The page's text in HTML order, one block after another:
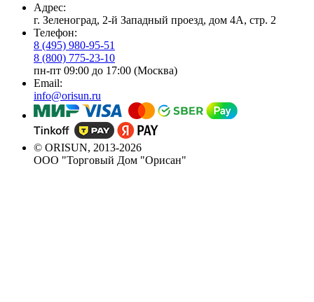
Адрес:
г. Зеленоград, 2-й Западный проезд, дом 4А, стр. 2
Телефон:
8 (495) 980-95-51
8 (800) 775-23-10
пн-пт 09:00 до 17:00 (Москва)
Email:
info@orisun.ru
© ORISUN, 2013-2026
ООО "Торговый Дом "Орисан"